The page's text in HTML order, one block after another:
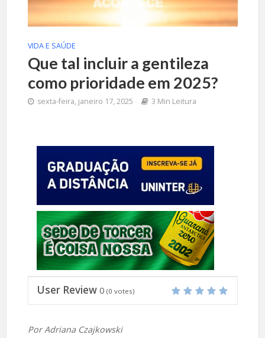
VIDA E SAÚDE
Que tal incluir a gentileza
como prioridade em 2025?
sexta-feira, janeiro 17, 2025 3 Min Leitura
User Review 0 (0 votes)
Por Adriana Czajkowski